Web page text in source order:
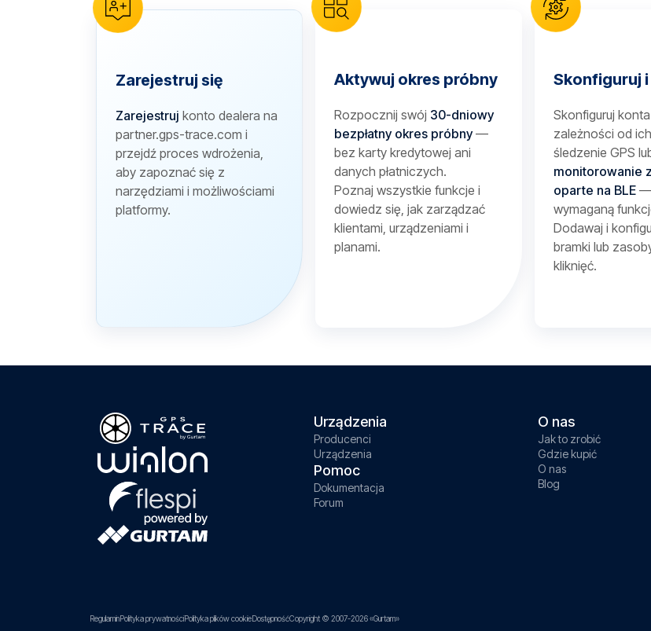
Zarejestruj się
Zarejestruj konto dealera na
partner.gps-trace.com i
przejdź proces wdrożenia,
aby zapoznać się z
narzędziami i możliwościami
platformy.
Aktywuj okres próbny
Rozpocznij swój 30-dniowy
bezpłatny okres próbny—
bez karty kredytowej ani
danych płatniczych.
Poznaj wszystkie funkcje i
dowiedz się, jak zarządzać
klientami, urządzeniami i
planami.
Skonfiguruj i
Skonfiguruj
zależności od
śledzenie GPS
monitorowanie
oparte na BLE —
wymaganą
Dodawaj i
bramki lub
kliknięć.
Urządzenia
Producenci
Urządzenia
Pomoc
Dokumentacja
Forum
O nas
Jak to zrobić
Gdzie kupić
O nas
Blog
RegulaminPolityka prywatnościPolityka plików cookieDostępnośćCopyright © 2007-2026 «Gurtam»